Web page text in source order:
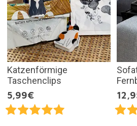
Katzenförmige
Taschenclips
5,99€